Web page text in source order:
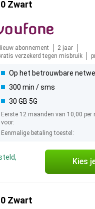
Zwart
abonnement
2 jaar
verzekerd tegen misbruik
Op het betrouwbare
300 min / sms
30 GB 5G
Eerste 12 maanden van 10,00 per
voor:
Eenmalige betaling toestel:
Kies
Zwart